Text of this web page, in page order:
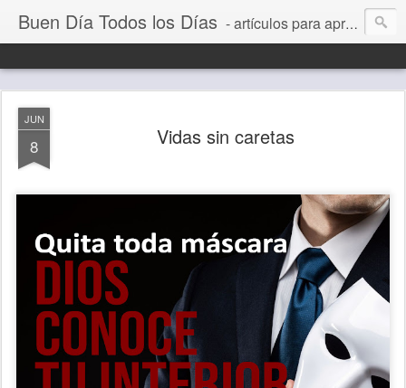
Buen Día Todos los Días - artículos para aprender a vivir mejor, un día a la vez. Por Juan C Quintero
JUN
8 Vidas sin caretas